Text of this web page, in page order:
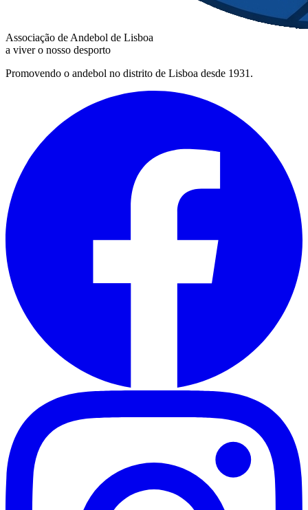
Associação de Andebol de Lisboa
a viver o nosso desporto
Promovendo o andebol no distrito de Lisboa desde 1931.